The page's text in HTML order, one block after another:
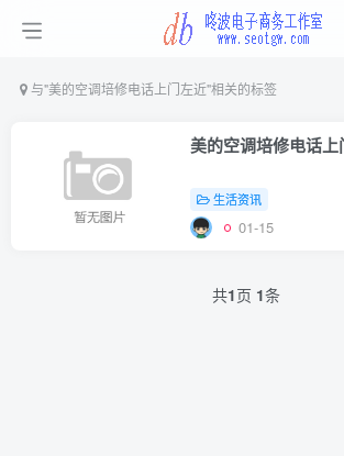
与"美的空调培修电话上门左近"相关的标签
美的空调培修电话上
生活资讯
01-15
共1页 1条